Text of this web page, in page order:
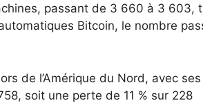
passant de 3 660 à 3 603,
Bitcoin, le nombre
de l’Amérique du Nord, avec ses
soit une perte de 11 % sur 228